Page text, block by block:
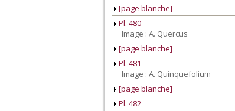
[page blanche]
Pl. 480
Image : A. Quercus
[page blanche]
Pl. 481
Image : A. Quinquefolium
[page blanche]
Pl. 482